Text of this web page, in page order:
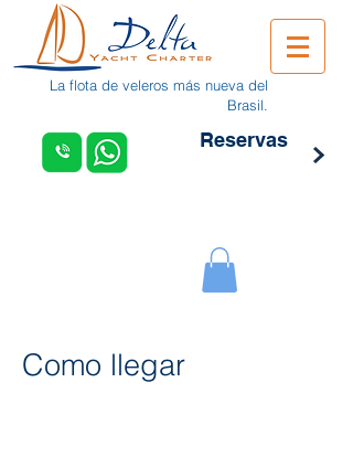
La flota de veleros más nueva del
Brasil.
Reservas
Como llegar